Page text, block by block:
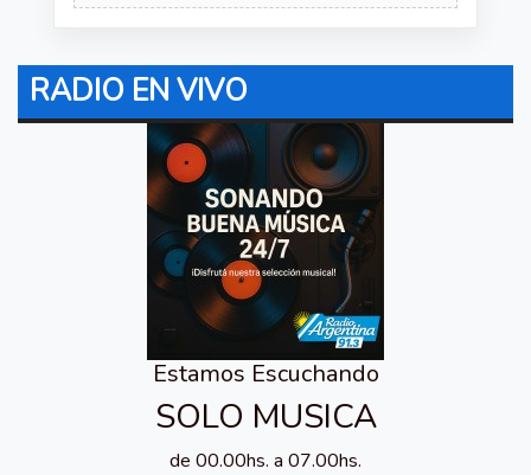
RADIO EN VIVO
Estamos Escuchando
SOLO MUSICA
de 00.00hs. a 07.00hs.